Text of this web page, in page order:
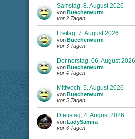
Samstag, 8. August 2026
von Buecherwurm
vor 2 Tagen
Freitag, 7. August 2026
von Buecherwurm
vor 3 Tagen
Donnerstag, 06. August 2026
von Buecherwurm
vor 4 Tagen
Mittwoch, 5. August 2026
von Buecherwurm
vor 5 Tagen
Dienstag, 4. August 2026
von LadySamira
vor 6 Tagen